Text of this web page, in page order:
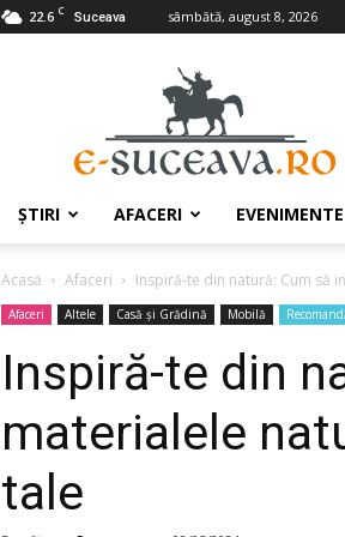
22.6 C Suceava sâmbătă, august 8, 2026
ŞTIRI AFACERI EVENIMENTE
Acasă Afaceri Inspiră-te din natură: Cum să
Afaceri Altele Casă şi Grădină Mobilă
Inspiră-te din
materialele
tale